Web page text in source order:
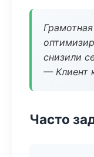
снизили
— Клиент
Часто